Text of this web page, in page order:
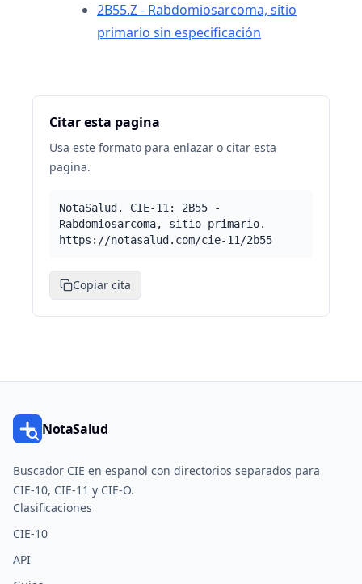
2B55.Z - Rabdomiosarcoma, sitio
primario sin especificación
Citar esta pagina
Usa este formato para enlazar o citar esta
pagina.
NotaSalud. CIE-11: 2B55 -
Rabdomiosarcoma, sitio primario.
https://notasalud.com/cie-11/2b55
Copiar cita
NotaSalud
Buscador CIE en espanol con directorios separados para
CIE-10, CIE-11 y CIE-O.
Clasificaciones
CIE-10
API